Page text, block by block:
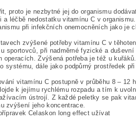
proto je nezbytné jej do organismu
léčbě nedostatku vitamínu C v
při infekčních onemocněních jako je
zvýšené potřeby vitamínu C v
sportovců, při nadměrné fyzické a duševní
operacích. Zvýšená potřeba je též u
dále jako podpůrný prostředek při
vitamínu C postupně v průběhu 8 – 12
k jejímu rychlému rozpadu a tím k
ústrojí. Z každé peletky se pak
zvýšení jeho koncentrace.
Celaskon long effect užívat